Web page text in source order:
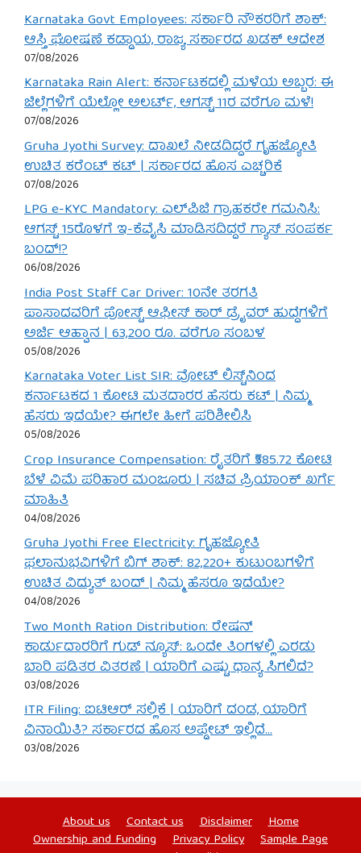
Karnataka Govt Employees: ಸರ್ಕಾರಿ ನೌಕರರಿಗೆ ಶಾಕ್:
ಆಸ್ತಿ ಘೋಷಣೆ ಕಡ್ಡಾಯ, ರಾಜ್ಯ ಸರ್ಕಾರದ ಖಡಕ್ ಆದೇಶ
07/08/2026
Karnataka Rain Alert: ಕರ್ನಾಟಕದಲ್ಲಿ ಮಳೆಯ ಅಬ್ಬರ: ಈ
ಜಿಲ್ಲೆಗಳಿಗೆ ಯೆಲ್ಲೋ ಅಲರ್ಟ್, ಆಗಸ್ಟ್ 11ರ ವರೆಗೂ ಮಳೆ!
07/08/2026
Gruha Jyothi Survey: ದಾಖಲೆ ನೀಡದಿದ್ದರೆ ಗೃಹಜ್ಯೋತಿ
ಉಚಿತ ಕರೆಂಟ್ ಕಟ್ | ಸರ್ಕಾರದ ಹೊಸ ಎಚ್ಚರಿಕೆ
07/08/2026
LPG e-KYC Mandatory: ಎಲ್‌ಪಿಜಿ ಗ್ರಾಹಕರೇ ಗಮನಿಸಿ:
ಆಗಸ್ಟ್ 15ರೊಳಗೆ ಇ-ಕೆವೈಸಿ ಮಾಡಿಸದಿದ್ದರೆ ಗ್ಯಾಸ್ ಸಂಪರ್ಕ
ಬಂದ್!?
06/08/2026
India Post Staff Car Driver: 10ನೇ ತರಗತಿ
ಪಾಸಾದವರಿಗೆ ಪೋಸ್ಟ್ ಆಫೀಸ್ ಕಾರ್ ಡ್ರೈವರ್ ಹುದ್ದೆಗಳಿಗೆ
ಅರ್ಜಿ ಆಹ್ವಾನ | 63,200 ರೂ. ವರೆಗೂ ಸಂಬಳ
05/08/2026
Karnataka Voter List SIR: ವೋಟ್ ಲಿಸ್ಟ್‌ನಿಂದ
ಕರ್ನಾಟಕದ 1 ಕೋಟಿ ಮತದಾರರ ಹೆಸರು ಕಟ್ | ನಿಮ್ಮ
ಹೆಸರು ಇದೆಯೇ? ಈಗಲೇ ಹೀಗೆ ಪರಿಶೀಲಿಸಿ
05/08/2026
Crop Insurance Compensation: ರೈತರಿಗೆ ₹585.72 ಕೋಟಿ
ಬೆಳೆ ವಿಮೆ ಪರಿಹಾರ ಮಂಜೂರು | ಸಚಿವ ಪ್ರಿಯಾಂಕ್ ಖರ್ಗೆ
ಮಾಹಿತಿ
04/08/2026
Gruha Jyothi Free Electricity: ಗೃಹಜ್ಯೋತಿ
ಫಲಾನುಭವಿಗಳಿಗೆ ಬಿಗ್ ಶಾಕ್: 82,220+ ಕುಟುಂಬಗಳಿಗೆ
ಉಚಿತ ವಿದ್ಯುತ್ ಬಂದ್ | ನಿಮ್ಮ ಹೆಸರೂ ಇದೆಯೇ?
04/08/2026
Two Month Ration Distribution: ರೇಷನ್
ಕಾರ್ಡುದಾರರಿಗೆ ಗುಡ್ ನ್ಯೂಸ್: ಒಂದೇ ತಿಂಗಳಲ್ಲಿ ಎರಡು
ಬಾರಿ ಪಡಿತರ ವಿತರಣೆ | ಯಾರಿಗೆ ಎಷ್ಟು ಧಾನ್ಯ ಸಿಗಲಿದೆ?
03/08/2026
ITR Filing: ಐಟಿಆರ್ ಸಲ್ಲಿಕೆ | ಯಾರಿಗೆ ದಂಡ, ಯಾರಿಗೆ
ವಿನಾಯಿತಿ? ಸರ್ಕಾರದ ಹೊಸ ಅಪ್ಡೇಟ್ ಇಲ್ಲಿದೆ…
03/08/2026
About us Contact us Disclaimer
Home
Ownership and Funding
Privacy Policy
Sample Page